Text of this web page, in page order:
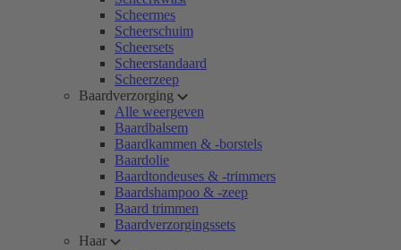
Scheermes
Scheerschuim
Scheersets
Scheerstandaard
Scheerzeep
Baardverzorging
Alle weergeven
Baardbalsem
Baardkammen & -borstels
Baardolie
Baardtondeuses & -trimmers
Baardshampoo & -zeep
Baard trimmen
Baardverzorgingssets
Haar